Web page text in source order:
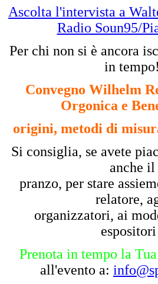
Ascolta l'intervista a
Radio Soun95/
Per chi non si è ancora
in tempo!
Convegno Wilhelm
Orgonica e
origini, metodi di
Si consiglia, se avete
anche il
pranzo, per stare
relatore,
organizzatori, ai
espositori
Prenota in tempo la
all'evento a: